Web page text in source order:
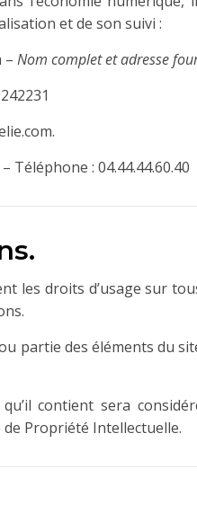
et de son suivi :
– Nom complet et adresse
.
Téléphone : 04.44.44.60.40
droits d’usage sur
des éléments du
contient sera
Propriété Intellectuelle.